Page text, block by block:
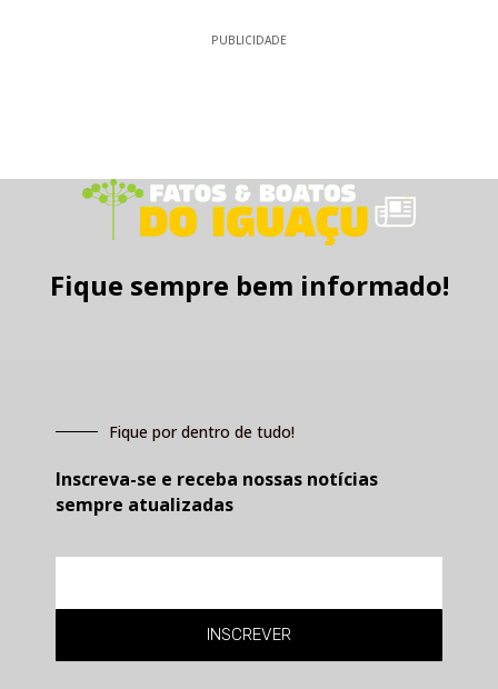
PUBLICIDADE
Fique sempre bem informado!
Fique por dentro de tudo!
Inscreva-se e receba nossas notícias
sempre atualizadas
INSCREVER